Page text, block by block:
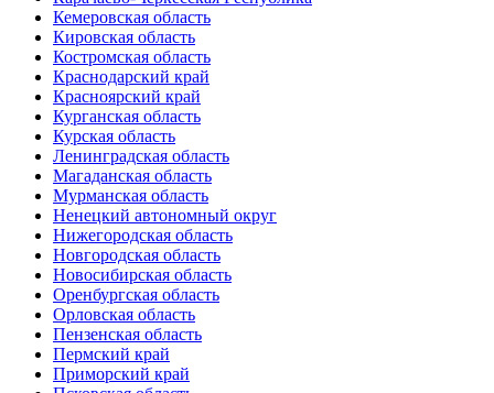
Кемеровская область
Кировская область
Костромская область
Краснодарский край
Красноярский край
Курганская область
Курская область
Ленинградская область
Магаданская область
Мурманская область
Ненецкий автономный округ
Нижегородская область
Новгородская область
Новосибирская область
Оренбургская область
Орловская область
Пензенская область
Пермский край
Приморский край